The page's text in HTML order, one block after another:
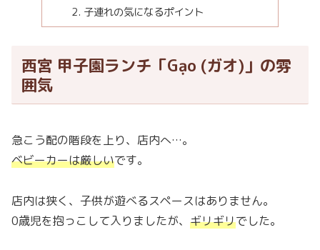
子連れの気になるポイント
西宮 甲子園ランチ「Gạo (ガオ)」の雰
囲気
急こう配の階段を上り、店内へ…。
ベビーカーは厳しいです。
店内は狭く、子供が遊べるスペースはありません。
0歳児を抱っこして入りましたが、 ギリギリでした。